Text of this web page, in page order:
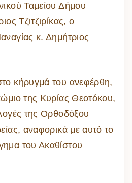
Ταμείου Δήμου
Τζιτζιρίκας, ο
κ. Δημήτριος
κήρυγμά του ανεφέρθη,
της Κυρίας Θεοτόκου,
της Ορθοδόξου
αναφορικά με αυτό το
του Ακαθίστου